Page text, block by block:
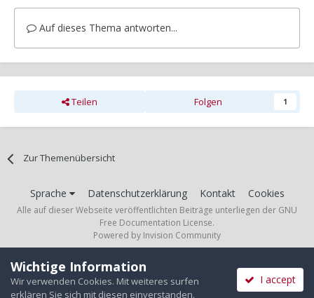
vorderen Kotflügel)
Auf dieses Thema antworten...
Teilen Folgen 1
Zur Themenübersicht
Sprache Datenschutzerklärung Kontakt Cookies
Alle auf dieser Webseite veröffentlichten Beiträge unterliegen der GNU
Free Documentation License.
Powered by Invision Community
Wichtige Information
Wir verwenden Cookies. Mit weiteres surfen
erklären Sie sich mit diesen einverstanden.
I accept